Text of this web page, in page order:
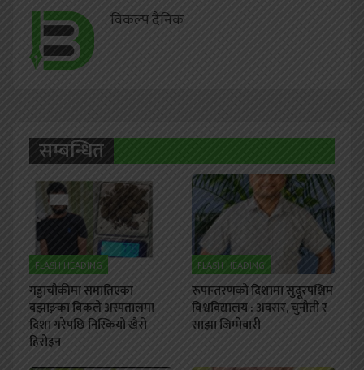
विकल्प दैनिक
सम्बन्धित
FLASH HEADING
गड्डाचौकीमा समातिएका
बझाङ्गका बिकले अस्पतालमा
दिशा गरेपछि निस्कियो खैरो
हिरोइन
FLASH HEADING
रूपान्तरणको दिशामा सुदूरपश्चिम
विश्वविद्यालय : अवसर, चुनौती र
साझा जिम्मेवारी